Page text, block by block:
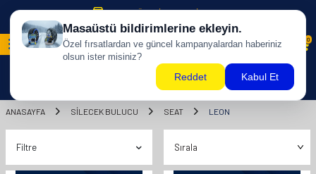
500 TL ÜZERİ KARGO BİZDEN !
0
ANASAYFA SILECEK BULUCU SEAT LEON
Filtre